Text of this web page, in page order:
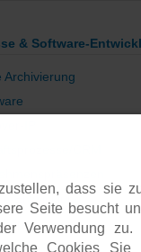
& Software-
Archivierung
Entwicklung
Support
dass sie
Seite besucht
Verwendung zu.
Cookies Sie